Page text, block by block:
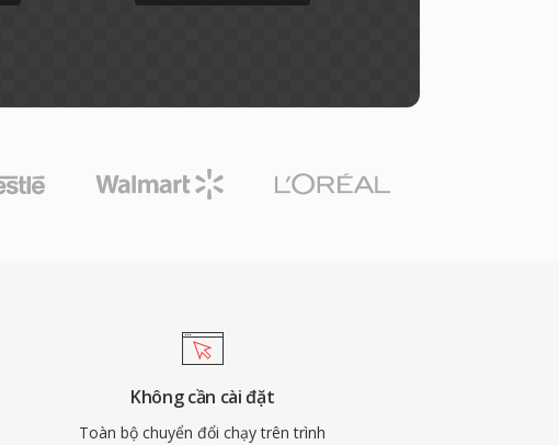
Không cần cài đặt
Toàn bộ chuyển đổi chạy trên trình